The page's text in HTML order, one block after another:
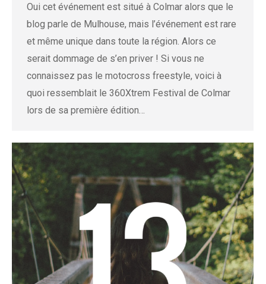
Oui cet événement est situé à Colmar alors que le
blog parle de Mulhouse, mais l’événement est rare
et même unique dans toute la région. Alors ce
serait dommage de s’en priver ! Si vous ne
connaissez pas le motocross freestyle, voici à
quoi ressemblait le 360Xtrem Festival de Colmar
lors de sa première édition…